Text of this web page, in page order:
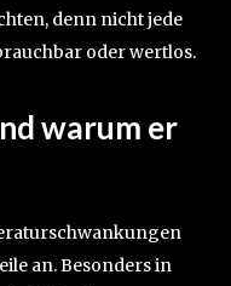
denn nicht jede
oder wertlos.
warum er
an. Besonders in